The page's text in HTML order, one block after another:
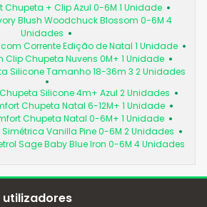
Chupeta + Clip Azul 0-6M 1 Unidade
Blush Woodchuck Blossom 0-6M 4
Unidades
Corrente Edição de Natal 1 Unidade
Clip Chupeta Nuvens 0M+ 1 Unidade
Silicone Tamanho 18-36m 3 2 Unidades
Silicone 4m+ Azul 2 Unidades
Chupeta Natal 6-12M+ 1 Unidade
Chupeta Natal 0-6M+ 1 Unidade
Vanilla Pine 0-6M 2 Unidades
Sage Baby Blue Iron 0-6M 4 Unidades
utilizadores